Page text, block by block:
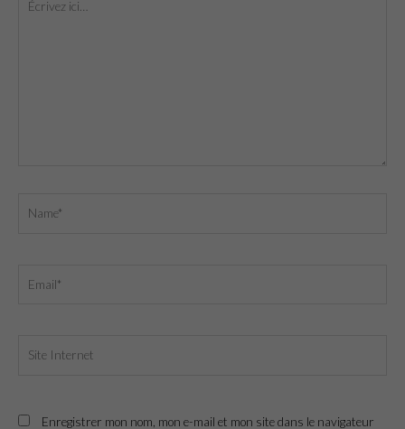
ici…
Internet
Enregistrer mon nom, mon e-mail et mon site dans le navigateur